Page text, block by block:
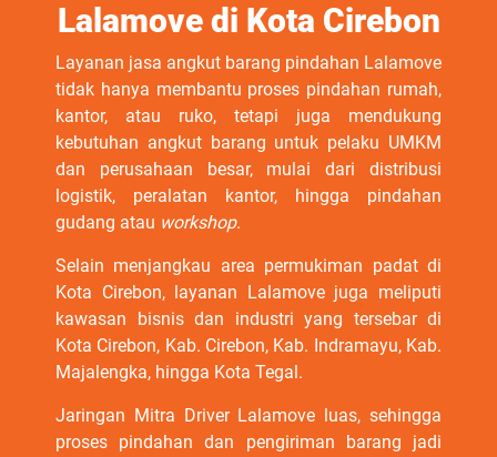
Lalamove di Kota Cirebon
Layanan jasa angkut barang pindahan Lalamove
tidak hanya membantu proses pindahan rumah,
kantor, atau ruko, tetapi juga mendukung
kebutuhan angkut barang untuk pelaku UMKM
dan perusahaan besar, mulai dari distribusi
logistik, peralatan kantor, hingga pindahan
gudang atau workshop.
Selain menjangkau area permukiman padat di
Kota Cirebon, layanan Lalamove juga meliputi
kawasan bisnis dan industri yang tersebar di
Kota Cirebon, Kab. Cirebon, Kab. Indramayu, Kab.
Majalengka, hingga Kota Tegal.
Jaringan Mitra Driver Lalamove luas, sehingga
proses pindahan dan pengiriman barang jadi